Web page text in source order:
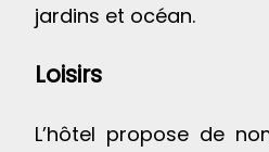
jardins et océan.
Loisirs
L’hôtel propose de